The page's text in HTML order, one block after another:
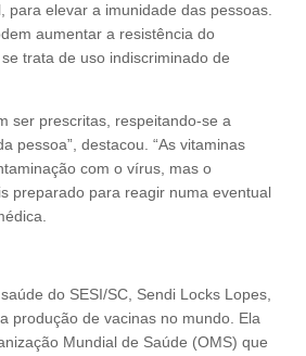
para elevar a imunidade das pessoas.
aumentar a resistência do
trata de uso indiscriminado de
ser prescritas, respeitando-se a
pessoa”, destacou. “As vitaminas
com o vírus, mas o
preparado para reagir numa eventual
do SESI/SC, Sendi Locks Lopes,
produção de vacinas no mundo. Ela
Mundial de Saúde (OMS) que